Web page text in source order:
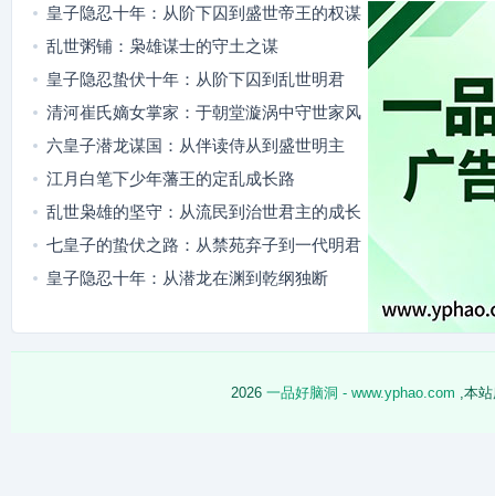
皇子隐忍十年：从阶下囚到盛世帝王的权谋
路
乱世粥铺：枭雄谋士的守土之谋
皇子隐忍蛰伏十年：从阶下囚到乱世明君
清河崔氏嫡女掌家：于朝堂漩涡中守世家风
骨
六皇子潜龙谋国：从伴读侍从到盛世明主
江月白笔下少年藩王的定乱成长路
乱世枭雄的坚守：从流民到治世君主的成长
路
七皇子的蛰伏之路：从禁苑弃子到一代明君
皇子隐忍十年：从潜龙在渊到乾纲独断
2026 一品好脑洞 - www.yphao.com ,本